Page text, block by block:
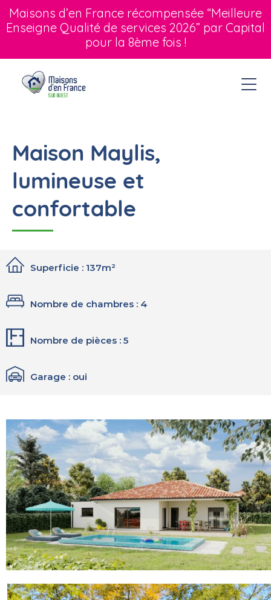
Maisons d’en France récompensée “Meilleure
Enseigne Qualité de services 2026” par Capital
pour la 8ème fois !
Maison Maylis,
lumineuse et
confortable
Superficie : 137m²
Nombre de chambres : 4
Nombre de pièces : 5
Garage : oui